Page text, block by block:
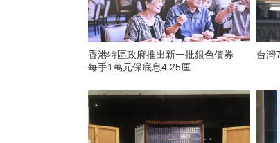
香港特區政府推出新一批銀色債券
每手1萬元保底息4.25厘
台灣